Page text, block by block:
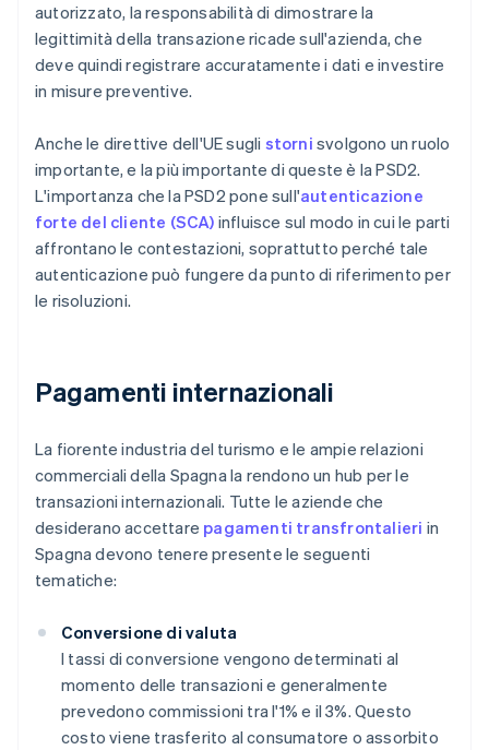
autorizzato, la responsabilità di dimostrare la
legittimità della transazione ricade sull'azienda, che
deve quindi registrare accuratamente i dati e investire
in misure preventive.
Anche le direttive dell'UE sugli storni svolgono un ruolo
importante, e la più importante di queste è la PSD2.
L'importanza che la PSD2 pone sull'autenticazione
forte del cliente (SCA) influisce sul modo in cui le parti
affrontano le contestazioni, soprattutto perché tale
autenticazione può fungere da punto di riferimento per
le risoluzioni.
Pagamenti internazionali
La fiorente industria del turismo e le ampie relazioni
commerciali della Spagna la rendono un hub per le
transazioni internazionali. Tutte le aziende che
desiderano accettare pagamenti transfrontalieri in
Spagna devono tenere presente le seguenti
tematiche:
Conversione di valuta
I tassi di conversione vengono determinati al
momento delle transazioni e generalmente
prevedono commissioni tra l'1% e il 3%. Questo
costo viene trasferito al consumatore o assorbito